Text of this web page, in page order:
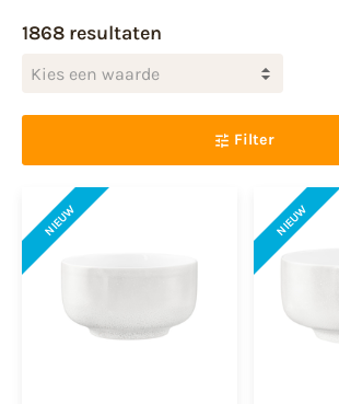
1868 resultaten
Kies een waarde
Filter
NIEUW NIEUW